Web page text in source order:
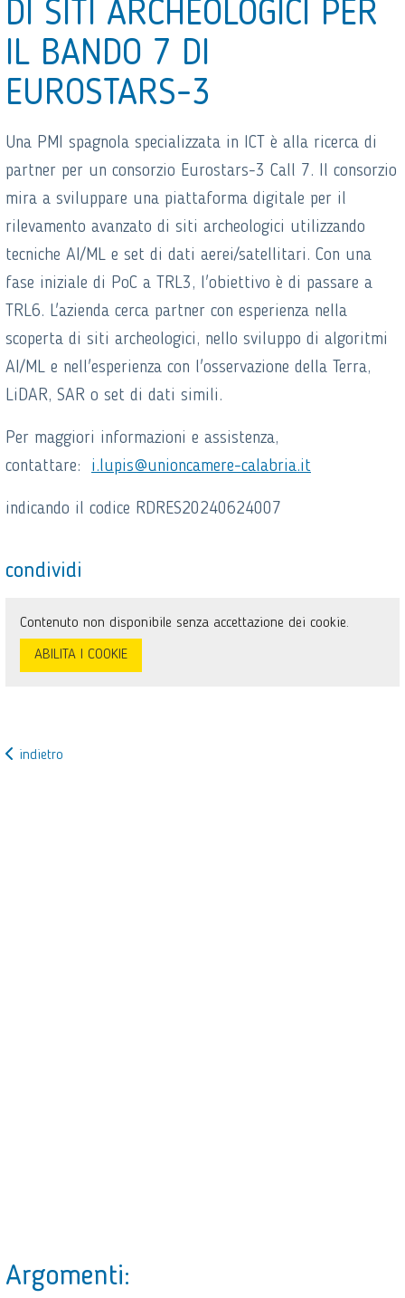
DI SITI ARCHEOLOGICI PER
IL BANDO 7 DI
EUROSTARS-3
Una PMI spagnola specializzata in ICT è alla ricerca di
partner per un consorzio Eurostars-3 Call 7. Il consorzio
mira a sviluppare una piattaforma digitale per il
rilevamento avanzato di siti archeologici utilizzando
tecniche AI/ML e set di dati aerei/satellitari. Con una
fase iniziale di PoC a TRL3, l'obiettivo è di passare a
TRL6. L'azienda cerca partner con esperienza nella
scoperta di siti archeologici, nello sviluppo di algoritmi
AI/ML e nell'esperienza con l'osservazione della Terra,
LiDAR, SAR o set di dati simili.
Per maggiori informazioni e assistenza,
contattare: i.lupis@unioncamere-calabria.it
indicando il codice RDRES20240624007
condividi
Contenuto non disponibile senza accettazione dei cookie.
ABILITA I COOKIE
indietro
Argomenti: